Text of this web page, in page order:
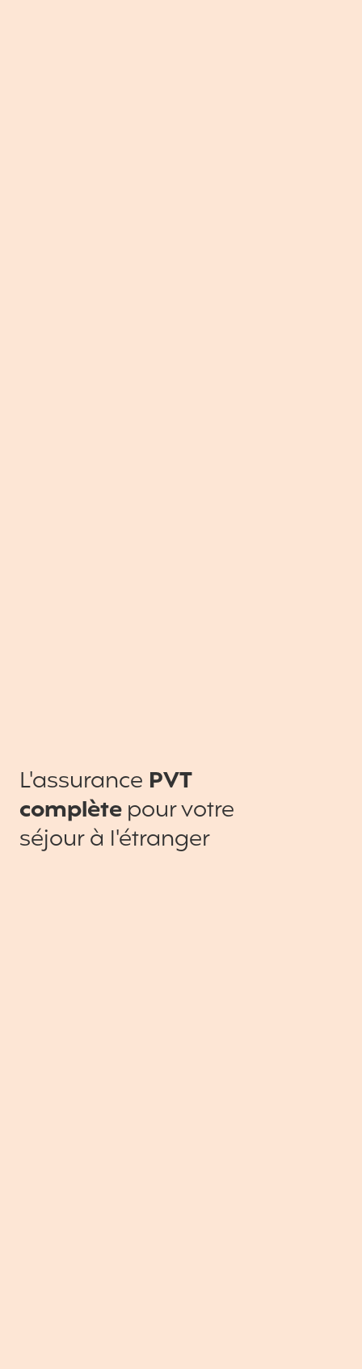
L'assurance PVT
complètepour votre
séjour à l'étranger